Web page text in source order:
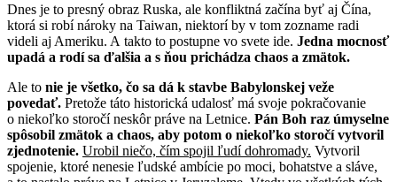
Dnes je to presný obraz Ruska, ale konfliktná začína byť aj Čína,
ktorá si robí nároky na Taiwan, niektorí by v tom zozname radi
videli aj Ameriku. A takto to postupne vo svete ide. Jedna mocnosť
upadá a rodí sa ďalšia a s ňou prichádza chaos a zmätok.
Ale to nie je všetko, čo sa dá k stavbe Babylonskej veže
povedať. Pretože táto historická udalosť má svoje pokračovanie
o niekoľko storočí neskôr práve na Letnice. Pán Boh raz úmyselne
spôsobil zmätok a chaos, aby potom o niekoľko storočí vytvoril
zjednotenie. Urobil niečo, čím spojil ľudí dohromady. Vytvoril
spojenie, ktoré nenesie ľudské ambície po moci, bohatstve a sláve,